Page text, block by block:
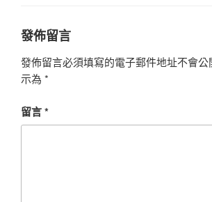
發佈留言
發佈留言必須填寫的電子郵件地址不會公
示為 *
留言*